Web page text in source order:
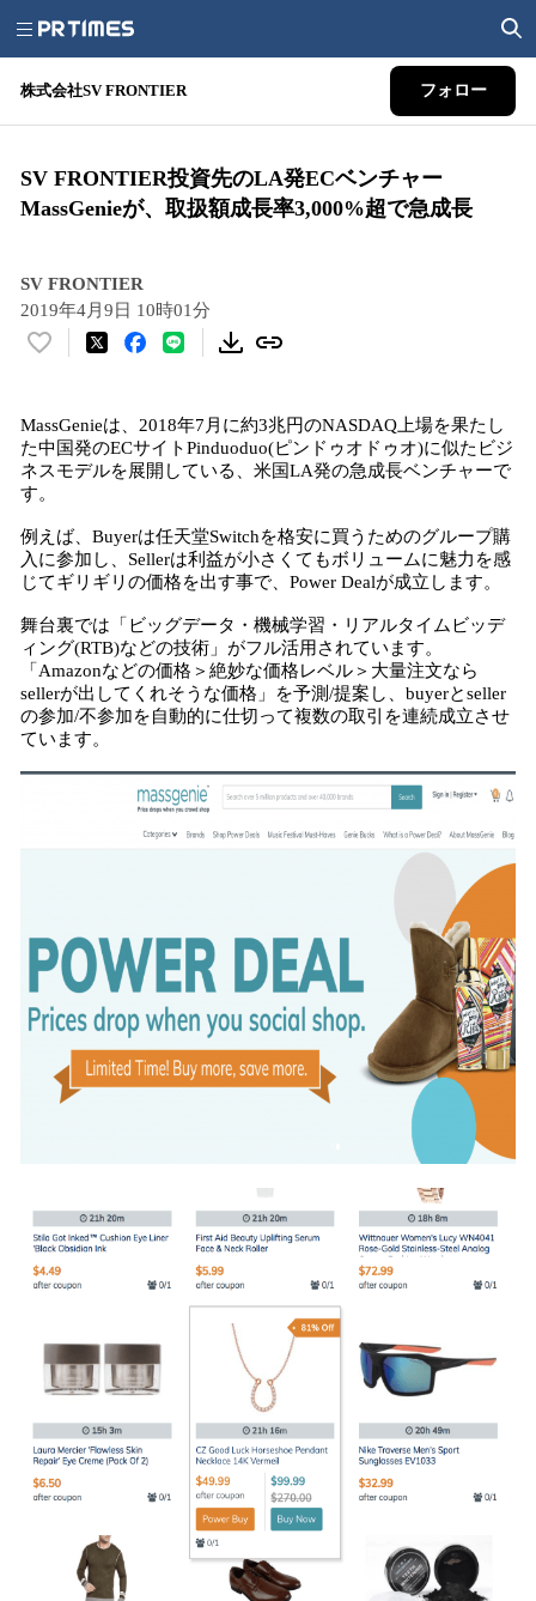
株式会社SV FRONTIER フォロー
SV FRONTIER投資先のLA発ECベンチャー
MassGenieが、取扱額成長率3,000%超で急成長
SV FRONTIER
2019年4月9日 10時01分
い
！
数
を
読
み
込
み
で
す
MassGenieは、2018年7月に約3兆円のNASDAQ上場を果たし
た中国発のECサイトPinduoduo(ピンドゥオドゥオ)に似たビジ
ネスモデルを展開している、米国LA発の急成長ベンチャーで
す。
例えば、Buyerは任天堂Switchを格安に買うためのグループ購
入に参加し、Sellerは利益が小さくてもボリュームに魅力を感
じてギリギリの価格を出す事で、Power Dealが成立します。
舞台裏では「ビッグデータ・機械学習・リアルタイムビッデ
ィング(RTB)などの技術」がフル活用されています。
「Amazonなどの価格＞絶妙な価格レベル＞大量注文なら
sellerが出してくれそうな価格」を予測/提案し、buyerとseller
の参加/不参加を自動的に仕切って複数の取引を連続成立させ
ています。